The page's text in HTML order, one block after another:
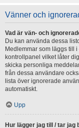
Vänner och
Vad är vän- och
Du kan använda dessa
Medlemmar som läggs till
kontrollpanel vilket låter
skicka personliga
från dessa användare
lista över ignorerade
automatiskt.
Upp
Hur lägger jag till / tar